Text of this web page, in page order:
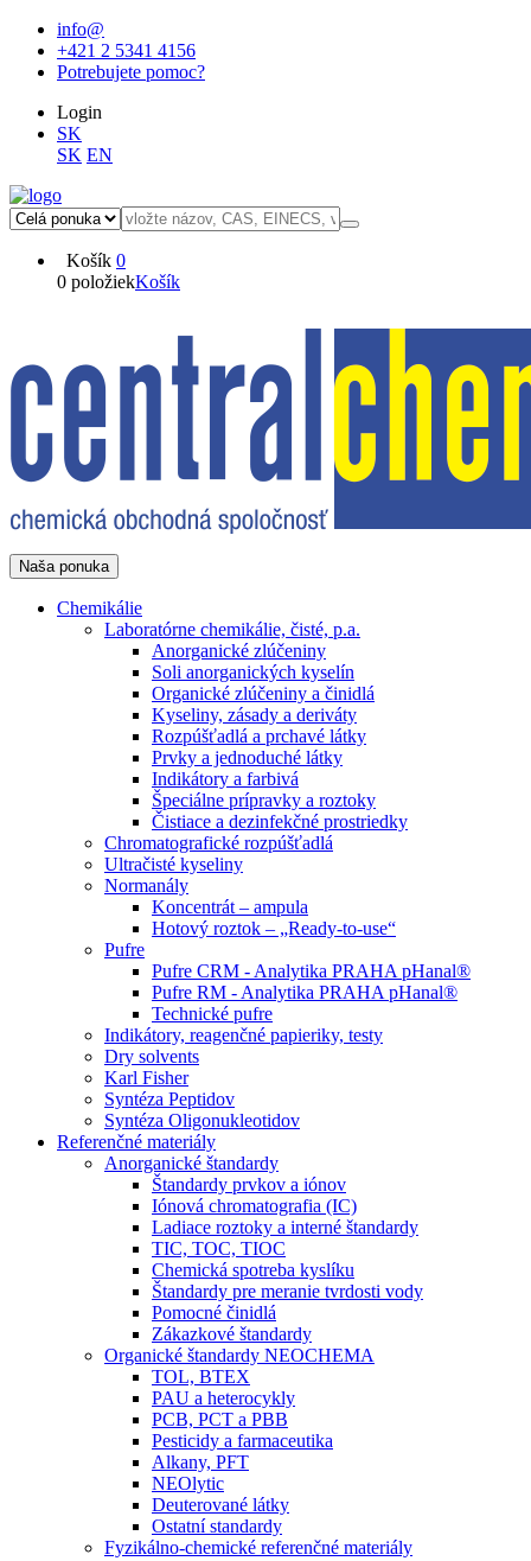
info@
+421 2 5341 4156
Potrebujete pomoc?
Login
SK
SK EN
Košík 0
0 položiekKošík
Naša ponuka
Chemikálie
Laboratórne chemikálie, čisté, p.a.
Anorganické zlúčeniny
Soli anorganických kyselín
Organické zlúčeniny a činidlá
Kyseliny, zásady a deriváty
Rozpúšťadlá a prchavé látky
Prvky a jednoduché látky
Indikátory a farbivá
Špeciálne prípravky a roztoky
Čistiace a dezinfekčné prostriedky
Chromatografické rozpúšťadlá
Ultračisté kyseliny
Normanály
Koncentrát – ampula
Hotový roztok – „Ready-to-use“
Pufre
Pufre CRM - Analytika PRAHA pHanal®
Pufre RM - Analytika PRAHA pHanal®
Technické pufre
Indikátory, reagenčné papieriky, testy
Dry solvents
Karl Fisher
Syntéza Peptidov
Syntéza Oligonukleotidov
Referenčné materiály
Anorganické štandardy
Štandardy prvkov a iónov
Iónová chromatografia (IC)
Ladiace roztoky a interné štandardy
TIC, TOC, TIOC
Chemická spotreba kyslíku
Štandardy pre meranie tvrdosti vody
Pomocné činidlá
Zákazkové štandardy
Organické štandardy NEOCHEMA
TOL, BTEX
PAU a heterocykly
PCB, PCT a PBB
Pesticidy a farmaceutika
Alkany, PFT
NEOlytic
Deuterované látky
Ostatní standardy
Fyzikálno-chemické referenčné materiály